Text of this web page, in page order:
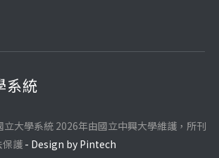
系統
大學系統 2026年由國立中興大學維護，所刊
保護 - Design by Pintech